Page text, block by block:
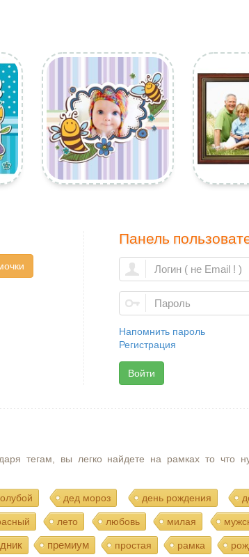
Панель
Напомнить пароль
Регистрация
Войти
тегам, вы легко найдете на рамках то что
дед мороз день рождения
лето любовь милая
премиум простая рамка